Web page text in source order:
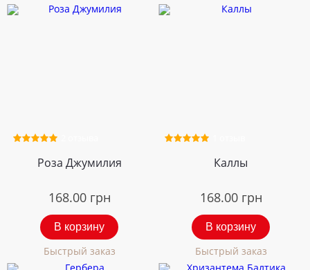
Роза Джумилия
168.00 грн
В корзину
Быстрый заказ
Каллы
168.00 грн
В корзину
Быстрый заказ